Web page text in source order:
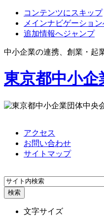
コンテンツにスキップ
メインナビゲーショ
追加情報へジャンプ
中小企業の連携、創業・起
東京都中小企
アクセス
お問い合わせ
サイトマップ
文字サイズ